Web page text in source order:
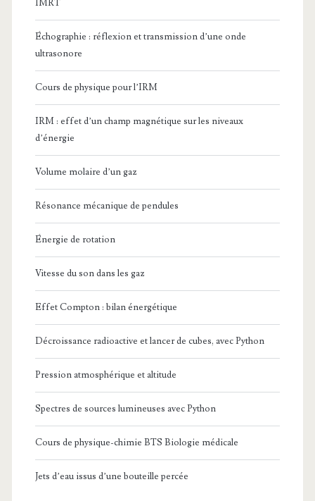
IMRT
Échographie : réflexion et transmission d’une onde
ultrasonore
Cours de physique pour l’IRM
IRM : effet d’un champ magnétique sur les niveaux
d’énergie
Volume molaire d’un gaz
Résonance mécanique de pendules
Énergie de rotation
Vitesse du son dans les gaz
Effet Compton : bilan énergétique
Décroissance radioactive et lancer de cubes, avec Python
Pression atmosphérique et altitude
Spectres de sources lumineuses avec Python
Cours de physique-chimie BTS Biologie médicale
Jets d’eau issus d’une bouteille percée